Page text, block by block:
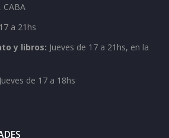
CABA
a 21hs
y libros: Jueves de 17 a 21hs, en la
Jueves de 17 a 18hs